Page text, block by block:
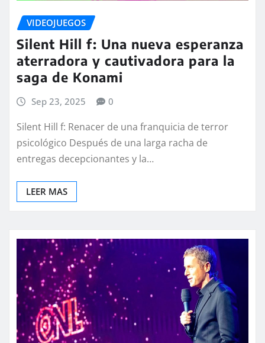
VIDEOJUEGOS
Silent Hill f: Una nueva esperanza
aterradora y cautivadora para la
saga de Konami
Sep 23, 2025 0
Silent Hill f: Renacer de una franquicia de terror
psicológico Después de una larga racha de
entregas decepcionantes y la…
LEER MAS